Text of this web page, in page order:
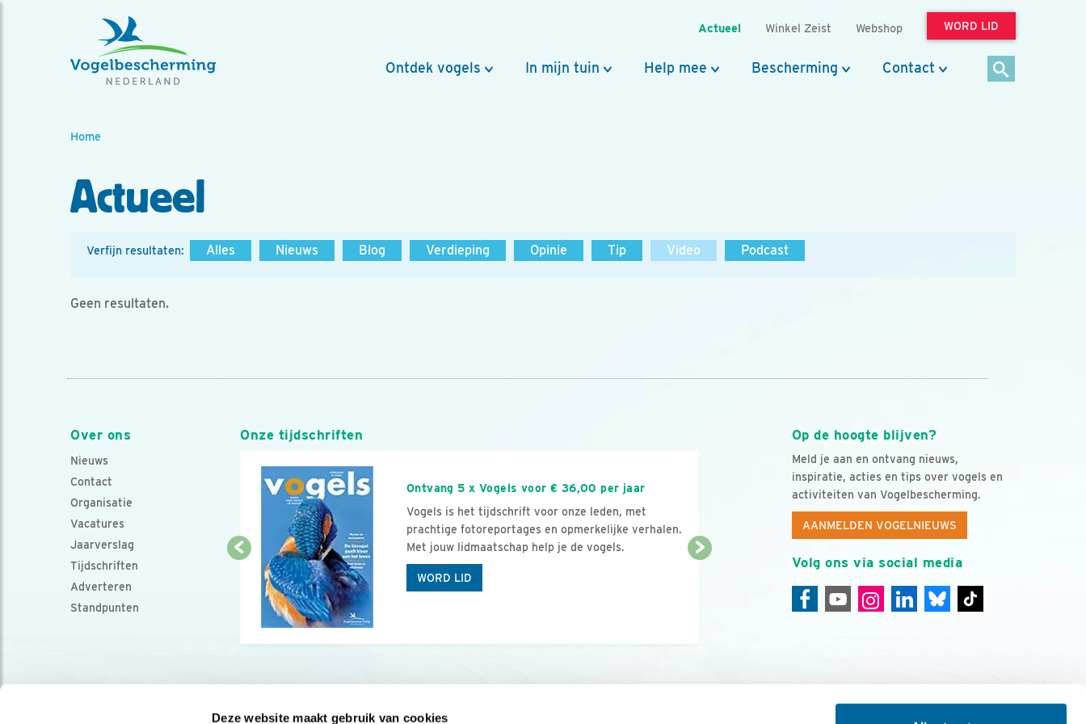
Deze website maakt gebruik van cookies
Actueel Winkel Zeist Webshop WORD LID
Ontdek vogels In mijn tuin Help mee Bescherming Contact
Home
Actueel
Verfijn resultaten: Alles Nieuws Blog Verdieping Opinie Tip Video Podcast
Geen resultaten.
Over ons
Nieuws
Contact
Organisatie
Vacatures
Jaarverslag
Tijdschriften
Adverteren
Standpunten
Op de hoogte blijven?
Meld je aan en ontvang nieuws,
inspiratie, acties en tips over vogels en
activiteiten van Vogelbescherming.
AANMELDEN VOGELNIEUWS
Volg ons via social media
Onze tijdschriften
Ontvang 5 x Vogels voor € 36,00 per jaar
Vogels is het tijdschrift voor onze leden, met
prachtige fotoreportages en opmerkelijke verhalen.
Met jouw lidmaatschap help je de vogels.
WORD LID